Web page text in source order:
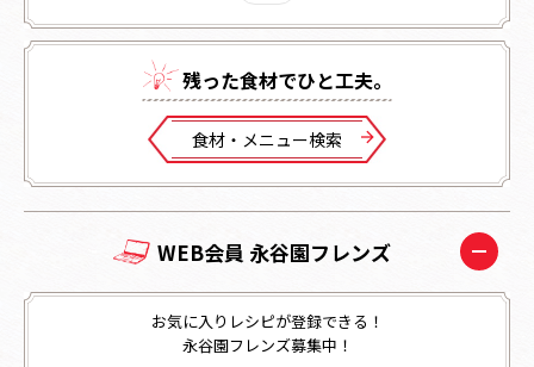
残った⾷材でひと⼯夫。
⾷材・メニュー検索
WEB会員 永谷園フレンズ
お気に入りレシピが登録できる！
永谷園フレンズ募集中！